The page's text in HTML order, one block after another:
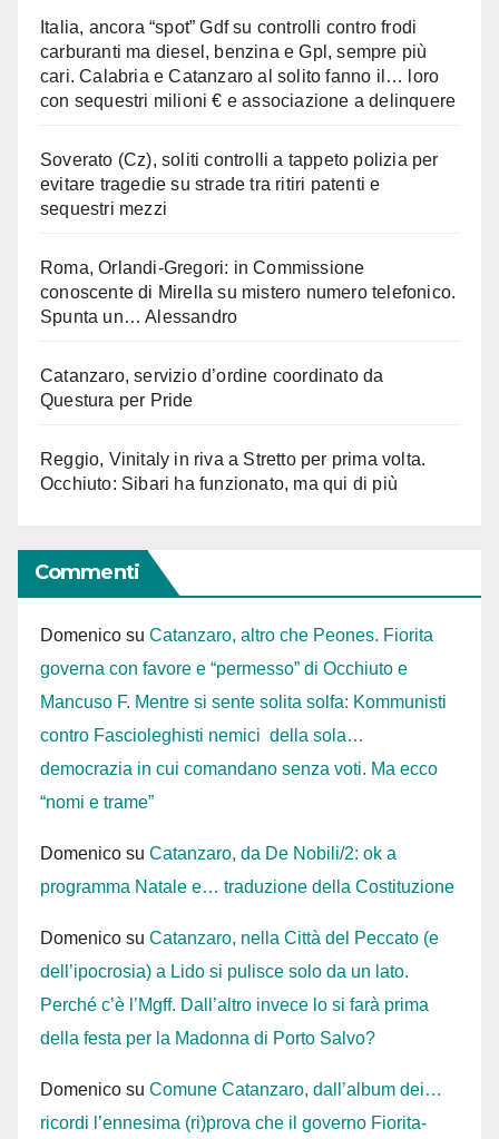
Italia, ancora “spot” Gdf su controlli contro frodi
carburanti ma diesel, benzina e Gpl, sempre più
cari. Calabria e Catanzaro al solito fanno il… loro
con sequestri milioni € e associazione a delinquere
Soverato (Cz), soliti controlli a tappeto polizia per
evitare tragedie su strade tra ritiri patenti e
sequestri mezzi
Roma, Orlandi-Gregori: in Commissione
conoscente di Mirella su mistero numero telefonico.
Spunta un… Alessandro
Catanzaro, servizio d’ordine coordinato da
Questura per Pride
Reggio, Vinitaly in riva a Stretto per prima volta.
Occhiuto: Sibari ha funzionato, ma qui di più
Commenti
Domenico su Catanzaro, altro che Peones. Fiorita
governa con favore e “permesso” di Occhiuto e
Mancuso F. Mentre si sente solita solfa: Kommunisti
contro Fascioleghisti nemici della sola…
democrazia in cui comandano senza voti. Ma ecco
“nomi e trame”
Domenico su Catanzaro, da De Nobili/2: ok a
programma Natale e… traduzione della Costituzione
Domenico su Catanzaro, nella Città del Peccato (e
dell’ipocrosia) a Lido si pulisce solo da un lato.
Perché c’è l’Mgff. Dall’altro invece lo si farà prima
della festa per la Madonna di Porto Salvo?
Domenico su Comune Catanzaro, dall’album dei…
ricordi l’ennesima (ri)prova che il governo Fiorita-